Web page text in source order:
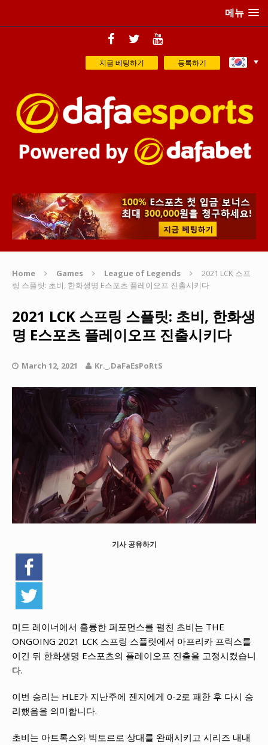
메뉴
지금 베팅하기 등록하기
Home Games League of Legends
2021 LCK 스프
링 스플릿: 초비, 한화생명 E스포츠 플레이오프 진출시키다
2021 LCK 스프링 스플릿: 초비, 한화생
명 E스포츠 플레이오프 진출시키다
March 12, 2021 Kr._.DaFaEsPoRtS
기사 공유하기
미드 레이너에서 훌륭한 퍼포먼스를 펼친 초비는 THE
ONGOING 2021 LCK 스프링 스플릿에서 아프리카 프릭스를
이긴 뒤 한화생명 E스포츠의 플레이오프 진출을 고정시켰습니
다.
이번 승리는 HLE가 지난주에 젠지에게 0-2로 패한 후 다시 승
리했음을 의미합니다.
초비는 아트록스와 빅토르로 상대를 완패시키고 시리즈 내내